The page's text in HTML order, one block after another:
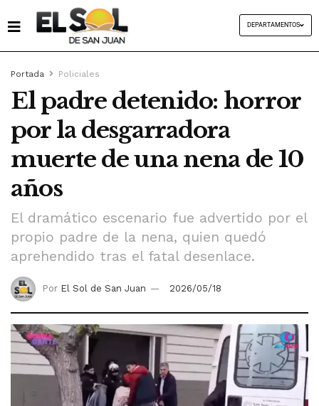
DEPARTAMENTOS
Portada Policiales
El padre detenido: horror
por la desgarradora
muerte de una nena de 10
años
El dramático escenario fue advertido por el
propio padre de la nena, quien quedó
aprehendido tras el fatal desenlace.
Por El Sol de San Juan 2026/05/18